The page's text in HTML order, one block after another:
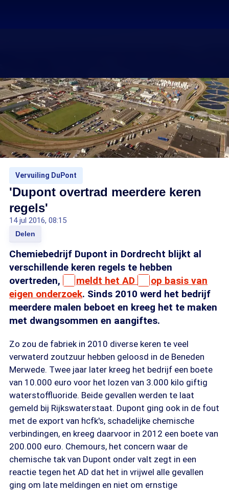
Vervuiling DuPont
'Dupont overtrad meerdere keren
regels'
14 jul 2016, 08:15
Delen
Chemiebedrijf Dupont in Dordrecht blijkt al
verschillende keren regels te hebben
overtreden,
meldt het AD
op basis van
eigen onderzoek. Sinds 2010 werd het bedrijf
meerdere malen beboet en kreeg het te maken
met dwangsommen en aangiftes.
Zo zou de fabriek in 2010 diverse keren te veel
verwaterd zoutzuur hebben geloosd in de Beneden
Merwede. Twee jaar later kreeg het bedrijf een boete
van 10.000 euro voor het lozen van 3.000 kilo giftig
waterstoffluoride. Beide gevallen werden te laat
gemeld bij Rijkswaterstaat. Dupont ging ook in de fout
met de export van hcfk's, schadelijke chemische
verbindingen, en kreeg daarvoor in 2012 een boete van
200.000 euro. Chemours, het concern waar de
chemische tak van Dupont onder valt zegt in een
reactie tegen het AD dat het in vrijwel alle gevallen
ging om late meldingen en niet om ernstige